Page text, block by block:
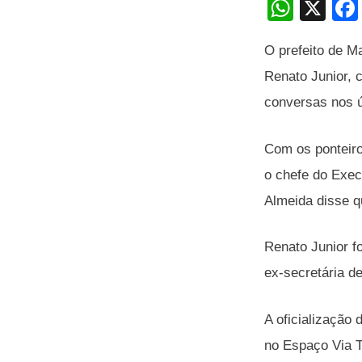
W
at
s
A
p
X
O prefeito de
Renato Junior,
conversas nos
Com os
o chefe do
Almeida disse
Renato Junior
ex-secretária
A oficialização
no Espaço Via